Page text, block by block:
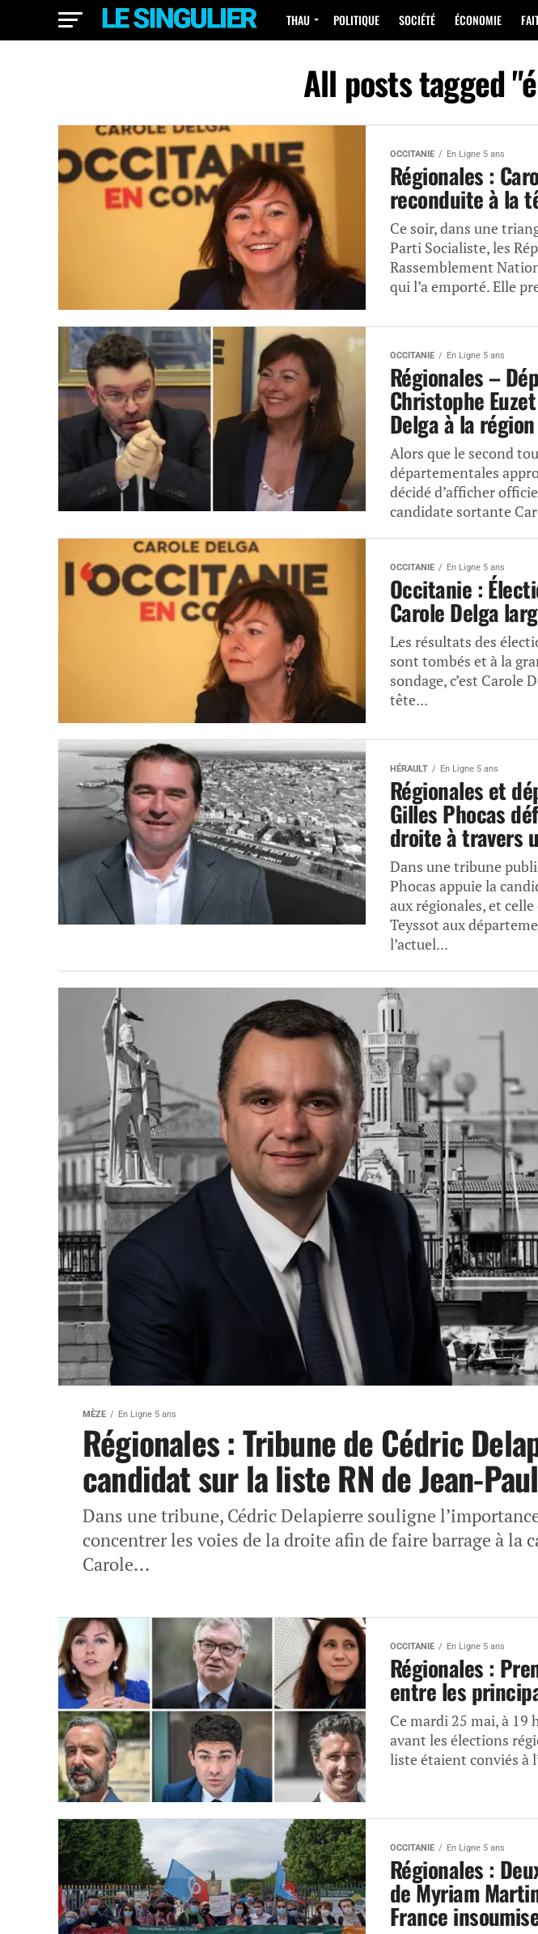
THAU POLITIQUE SOCIÉTÉ ÉCONOMIE
All posts tagged
OCCITANIE En Ligne 5 ans
Régionales :
reconduite à la
Ce soir, dans une
Parti Socialiste, les
Rassemblement
qui l’a emporté. Elle
OCCITANIE En Ligne 5 ans
Régionales –
Christophe
Delga à la
Alors que le second
départementales
décidé d’afficher
candidate sortante
OCCITANIE En Ligne 5 ans
Occitanie :
Carole Delga
Les résultats des
sont tombés et à la
sondage, c’est Carole
tête...
HÉRAULT En Ligne 5 ans
Régionales et
Gilles Phocas
droite à travers
Dans une tribune
Phocas appuie la
aux régionales, et
Teyssot aux
l’actuel...
MÈZE En Ligne 5 ans
Régionales : Tribune de Cédric
candidat sur la liste RN de Jean-
Dans une tribune, Cédric Delapierre souligne
concentrer les voies de la droite afin de faire barrage à la
Carole...
OCCITANIE En Ligne 5 ans
Régionales :
entre les
Ce mardi 25 mai, à 19
avant les élections
liste étaient conviés à
OCCITANIE En Ligne 5 ans
Régionales :
de Myriam
France